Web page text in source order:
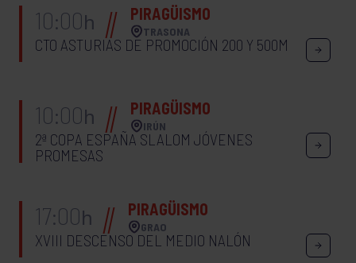
10:00h PIRAGÜISMO
TRASONA
CTO ASTURIAS DE PROMOCIÓN 200 Y 500M
10:00h PIRAGÜISMO
IRÚN
2ª COPA ESPAÑA SLALOM JÓVENES
PROMESAS
17:00h PIRAGÜISMO
GRAO
XVIII DESCENSO DEL MEDIO NALÓN